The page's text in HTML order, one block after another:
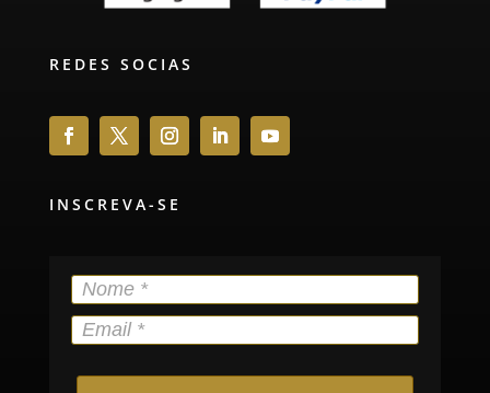
REDES SOCIAS
INSCREVA-SE